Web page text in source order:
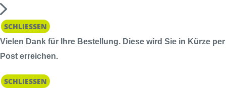
SCHLIESSEN
Vielen Dank für Ihre Bestellung. Diese wird Sie in Kürze per
Post erreichen.
SCHLIESSEN